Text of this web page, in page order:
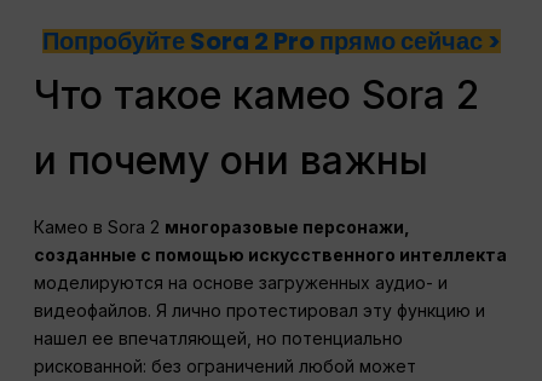
Попробуйте Sora 2 Pro прямо сейчас >
Что такое камео Sora 2
и почему они важны
Камео в Sora 2 многоразовые персонажи,
созданные с помощью искусственного интеллекта
моделируются на основе загруженных аудио- и
видеофайлов. Я лично протестировал эту функцию и
нашел ее впечатляющей, но потенциально
рискованной: без ограничений любой может